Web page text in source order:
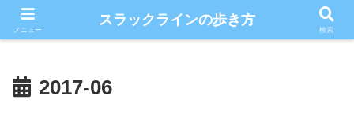
こだわりのスラックライン情報満載ブログ
2017-06
メニュー
スラックラインの歩き方
検索